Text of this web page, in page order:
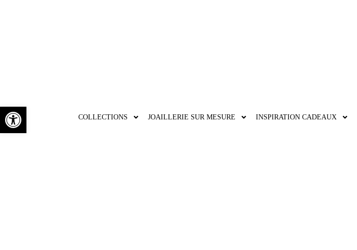
COLLECTIONS JOAILLERIE SUR MESURE INSPIRATION CADEAUX
Ouvrir la barre d’outils